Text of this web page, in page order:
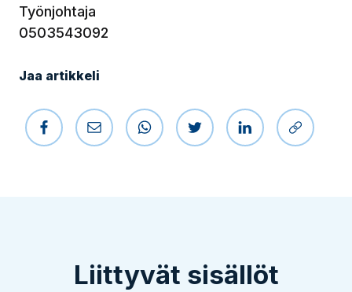
Työnjohtaja
0503543092
Jaa artikkeli
Jaa Facebookissa
Jaa sähköpostilla
Jaa WhatsAppissa
Jaa Twitterissä
Jaa Kopioi
Liittyvät sisällöt